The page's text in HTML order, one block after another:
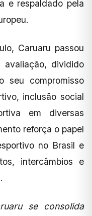
e respaldado pela
Caruaru passou
dividido
seu compromisso
inclusão social
em diversas
reforça o papel
no Brasil e
intercâmbios e
se consolida